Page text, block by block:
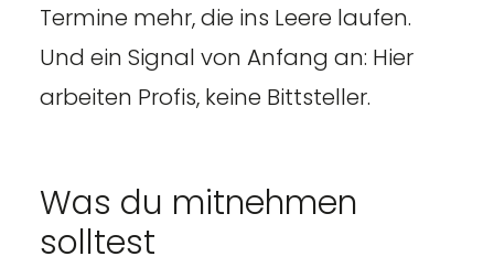
Termine mehr, die ins Leere laufen.
Und ein Signal von Anfang an: Hier
arbeiten Profis, keine Bittsteller.
Was du mitnehmen
solltest